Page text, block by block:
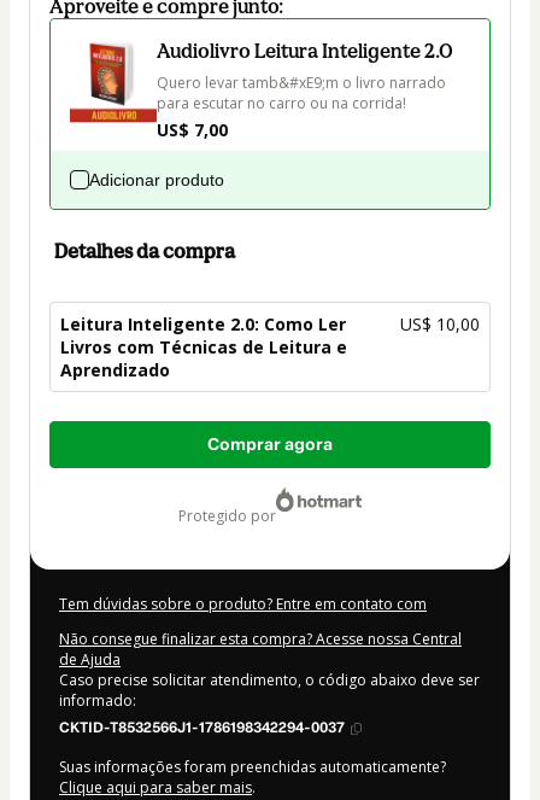
Aproveite e compre junto:
Audiolivro Leitura Inteligente 2.0
Quero levar tamb&#xE9;m o livro narrado
para escutar no carro ou na corrida!
US$ 7,00
Adicionar produto
Detalhes da compra
Leitura Inteligente 2.0: Como Ler
Livros com Técnicas de Leitura e
Aprendizado
US$ 10,00
Total
Comprar agora
protegido por
Tem dúvidas sobre o produto? Entre em contato com
Não consegue finalizar esta compra? Acesse nossa Central
de Ajuda
Caso precise solicitar atendimento, o código abaixo deve ser
informado:
CKTID-T8532566J1-1786198342294-0037
Suas informações foram preenchidas automaticamente?
Clique aqui para saber mais.